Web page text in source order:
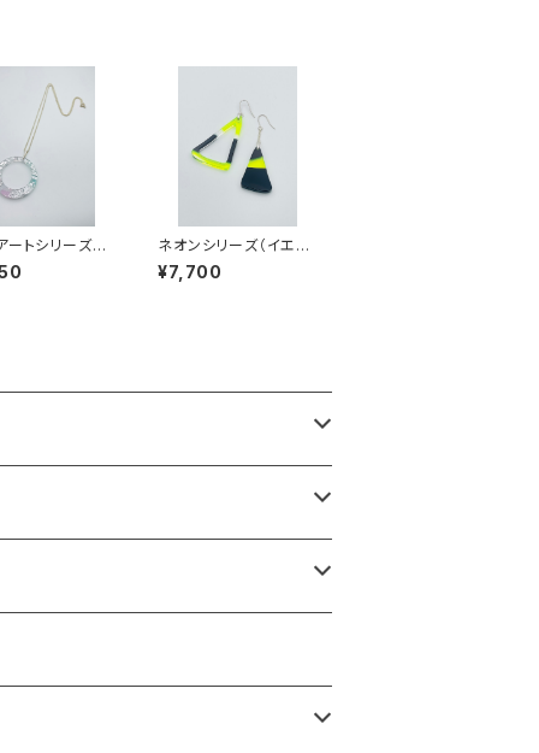
ートシリーズ
ベット系）MSN-
ネオンシリーズ（イエロ
ー系）NY-MM25006
¥7,700